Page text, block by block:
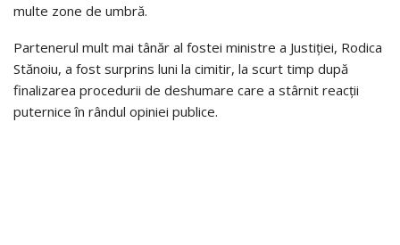
multe zone de umbră.
Partenerul mult mai tânăr al fostei ministre a Justiției, Rodica
Stănoiu, a fost surprins luni la cimitir, la scurt timp după
finalizarea procedurii de deshumare care a stârnit reacții
puternice în rândul opiniei publice.